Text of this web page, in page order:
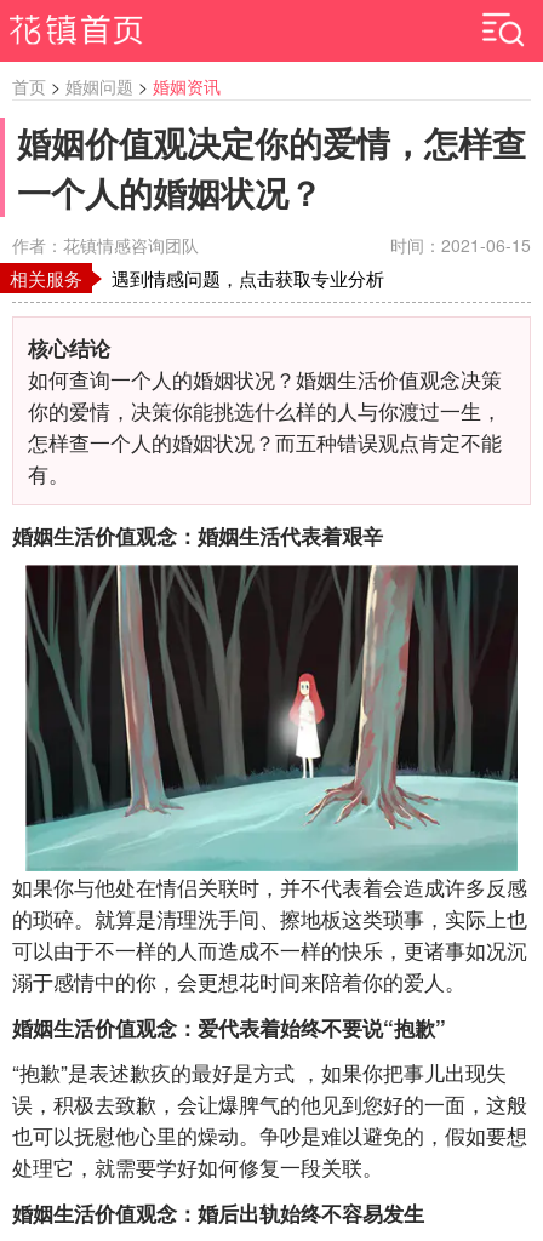
首页 > 婚姻问题 > 婚姻资讯
婚姻价值观决定你的爱情，怎样查
一个人的婚姻状况？
作者：花镇情感咨询团队 时间：2021-06-15
相关服务 遇到情感问题，点击获取专业分析
核心结论
如何查询一个人的婚姻状况？婚姻生活价值观念决策
你的爱情，决策你能挑选什么样的人与你渡过一生，
怎样查一个人的婚姻状况？而五种错误观点肯定不能
有。
婚姻生活价值观念：婚姻生活代表着艰辛
如果你与他处在情侣关联时，并不代表着会造成许多反感
的琐碎。就算是清理洗手间、擦地板这类琐事，实际上也
可以由于不一样的人而造成不一样的快乐，更诸事如况沉
溺于感情中的你，会更想花时间来陪着你的爱人。
婚姻生活价值观念：爱代表着始终不要说“抱歉”
“抱歉”是表述歉疚的最好是方式 ，如果你把事儿出现失
误，积极去致歉，会让爆脾气的他见到您好的一面，这般
也可以抚慰他心里的燥动。争吵是难以避免的，假如要想
处理它，就需要学好如何修复一段关联。
婚姻生活价值观念：婚后出轨始终不容易发生